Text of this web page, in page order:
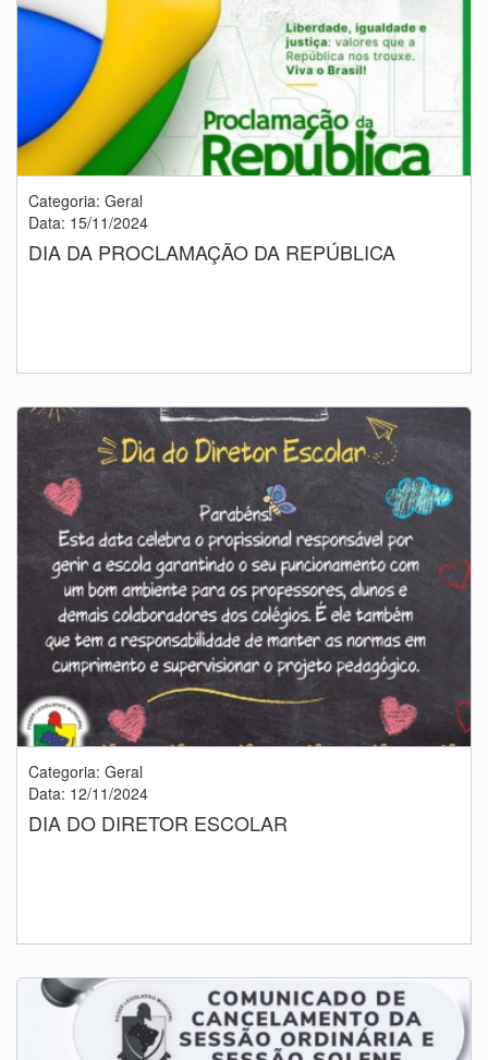
Categoria: Geral
Data: 15/11/2024
DIA DA PROCLAMAÇÃO DA REPÚBLICA
Categoria: Geral
Data: 12/11/2024
DIA DO DIRETOR ESCOLAR